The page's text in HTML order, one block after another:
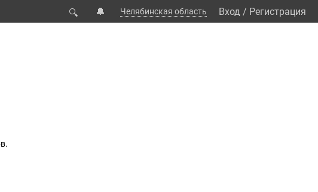
🔍 🔔 Челябинская область Вход / Регистрация